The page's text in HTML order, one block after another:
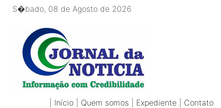
S�bado, 08 de Agosto de 2026
Início Quem somos Expediente Contato